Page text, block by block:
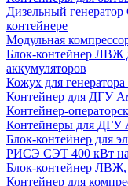
Дизельный
контейнере
Модульная
Блок-контейнер ЛВЖ
аккумуляторов
Кожух для
Контейнер для ДГУ
Контейнер-
Контейнеры для ДГУ
Блок-контейнер для
РИСЭ СЭТ 400 кВт
Блок-контейнер
Контейнер для